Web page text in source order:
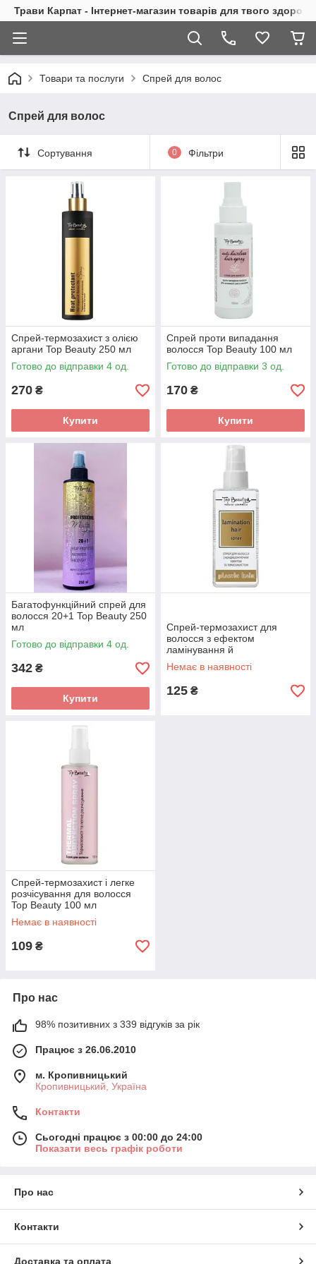
Трави Карпат - Інтернет-магазин товарів для твого
Товари та послуги Спрей для волос
Спрей для волос
Сортування 0 Фільтри
Спрей-термозахист з олією
аргани Top Beauty 250 мл
Готово до відправки 4 од.
270 ₴
Купити
Спрей проти випадання
волосся Top Beauty 100 мл
Готово до відправки 3 од.
170 ₴
Купити
Багатофункційний спрей для
волосся 20+1 Top Beauty 250
мл
Готово до відправки 4 од.
342 ₴
Купити
Спрей-термозахист для
волосся з ефектом
ламінування й
кондиціонування Top Beauty
125 мл
Немає в наявності
125 ₴
Спрей-термозахист і легке
розчісування для волосся
Top Beauty 100 мл
Немає в наявності
109 ₴
Про нас
98% позитивних з 339 відгуків за рік
Працює з 26.06.2010
м. Кропивницький
Кропивницький, Україна
Контакти
Сьогодні працює з 00:00 до 24:00
Показати весь графік роботи
Про нас
Контакти
Доставка та оплата